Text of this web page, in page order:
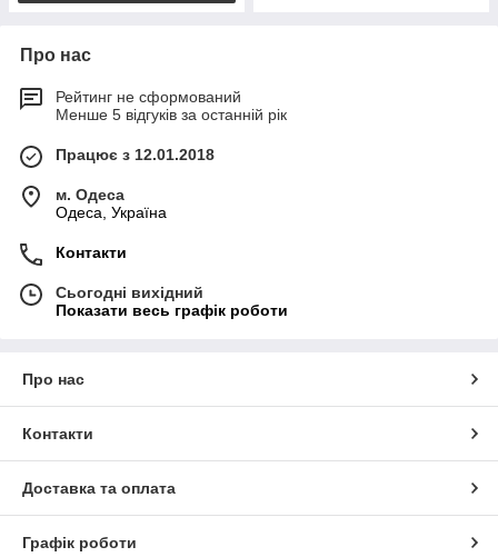
Про нас
Рейтинг не сформований
Менше 5 відгуків за останній рік
Працює з 12.01.2018
м. Одеса
Одеса, Україна
Контакти
Сьогодні вихідний
Показати весь графік роботи
Про нас
Контакти
Доставка та оплата
Графік роботи